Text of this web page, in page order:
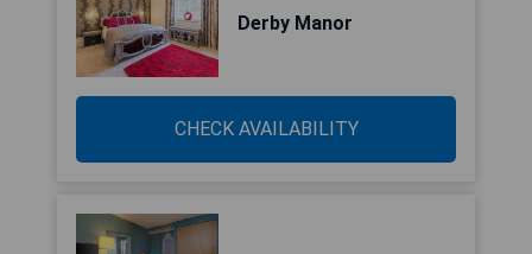
Derby Manor
CHECK AVAILABILITY